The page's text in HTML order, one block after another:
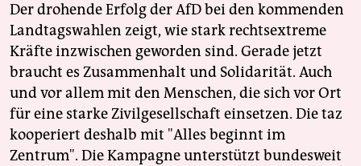
Der drohende Erfolg der AfD bei den kommenden
Landtagswahlen zeigt, wie stark rechtsextreme
Kräfte inzwischen geworden sind. Gerade jetzt
braucht es Zusammenhalt und Solidarität. Auch
und vor allem mit den Menschen, die sich vor Ort
für eine starke Zivilgesellschaft einsetzen. Die taz
kooperiert deshalb mit "Alles beginnt im
Zentrum". Die Kampagne unterstützt bundesweit